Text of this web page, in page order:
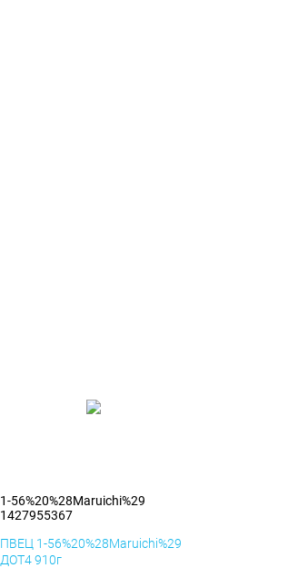
1-56%20%28Maruichi%29
1427955367
ПВЕЦ 1-56%20%28Maruichi%29
ДОТ4 910г